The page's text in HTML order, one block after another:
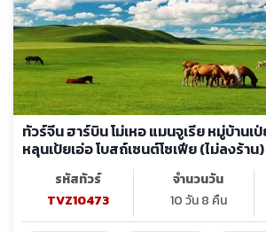
ทัวร์จีน ฮาร์บิน โม่เหอ แมนจูเรีย หมู่บ้าน
หลุนเป้ยเอ่อ โบสถ์เซนต์โซเฟีย (ไม่ลงร้าน)
รหัสทัวร์
TVZ10473
จำนวนวัน
10 วัน 8 คืน